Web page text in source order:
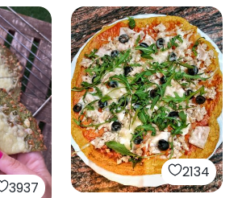
3937
2134